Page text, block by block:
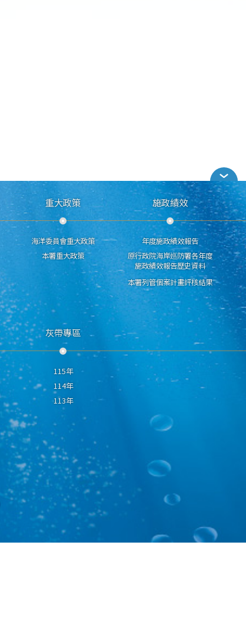
重大政策
海洋委員會重大政策
本署重大政策
施政績效
年度施政績效報告
原行政院海岸巡防署各年度
施政績效報告歷史資料
本署列管個案計畫評核結果
灰帶專區
115年
114年
113年